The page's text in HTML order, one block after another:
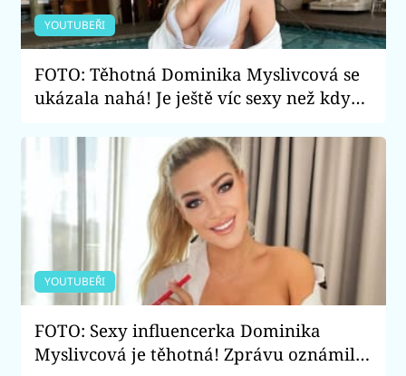
YOUTUBEŘI
FOTO: Těhotná Dominika Myslivcová se
ukázala nahá! Je ještě víc sexy než kdy
YOUTUBEŘI
FOTO: Sexy influencerka Dominika
Myslivcová je těhotná! Zprávu oznámila